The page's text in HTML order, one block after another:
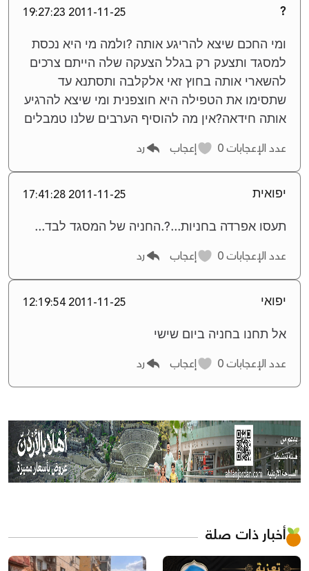
?
2011-11-25 19:27:23
ומי החכם שיצא להריגע אותה ?ולמה מי היא נכסת
למסגד ותצעק רק בגלל הצעקה שלה הייתם צרכים
להשארי אותה בחוץ זאי אלקלבה ותסתנא עד
שתסימו את הטפילה היא חוצפנית ומי שיצא להרגיע
אותה חידאה?אין מה להוסיף הערבים שלנו טמבלים
عدد الإعجابات إعجاب رد
יפואית 2011-11-25 17:41:28
תעסו אפרדה בחניות...?.החניה של המסגד לבד...
عدد الإعجابات إعجاب رد
יפואי 2011-11-25 12:19:54
אל תחנו בחניה ביום שישי
عدد الإعجابات إعجاب رد
أخبار ذات صلة